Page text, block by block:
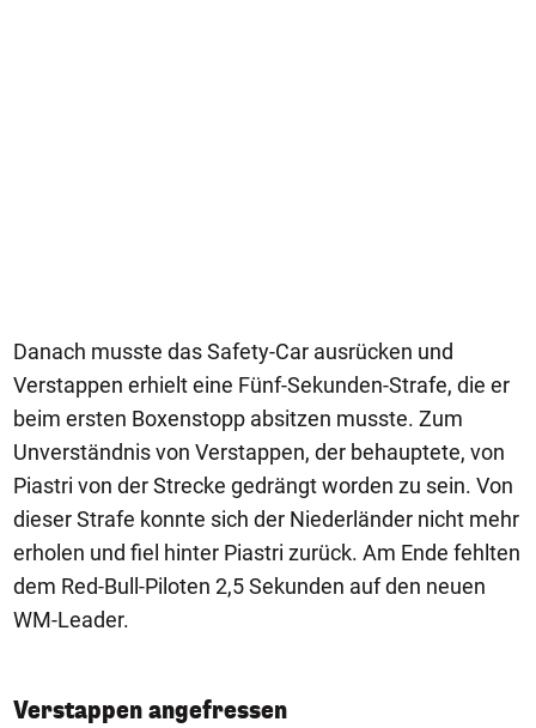
Danach musste das Safety-Car ausrücken und
Verstappen erhielt eine Fünf-Sekunden-Strafe, die er
beim ersten Boxenstopp absitzen musste. Zum
Unverständnis von Verstappen, der behauptete, von
Piastri von der Strecke gedrängt worden zu sein. Von
dieser Strafe konnte sich der Niederländer nicht mehr
erholen und fiel hinter Piastri zurück. Am Ende fehlten
dem Red-Bull-Piloten 2,5 Sekunden auf den neuen
WM-Leader.
Verstappen angefressen